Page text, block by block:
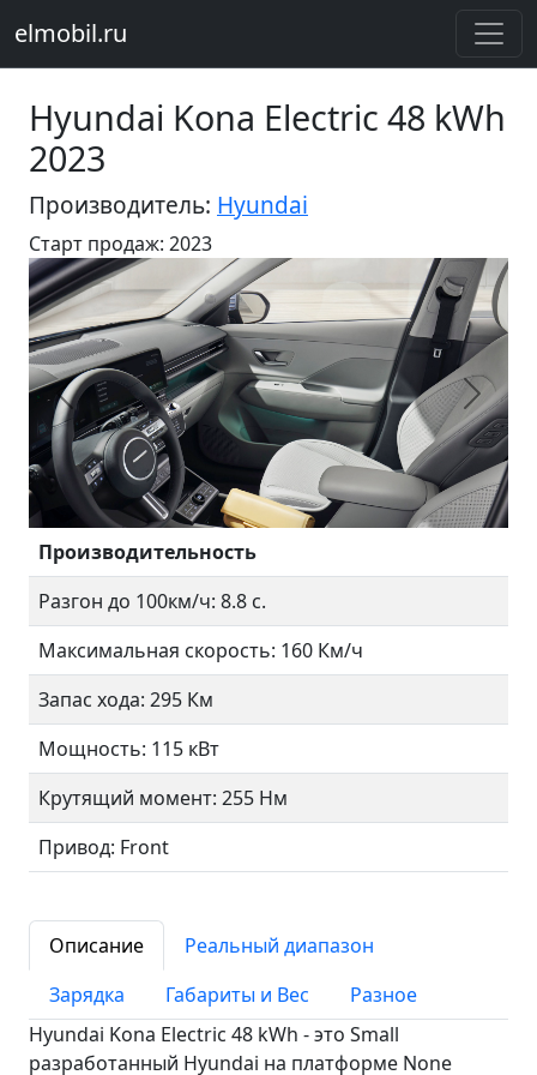
elmobil.ru
Hyundai Kona Electric 48 kWh
2023
Производитель: Hyundai
Старт продаж: 2023
Предыдущий
Производительность
Разгон до 100км/ч: 8.8 с.
Максимальная скорость: 160 Км/ч
Запас хода: 295 Км
Мощность: 115 кВт
Крутящий момент: 255 Нм
Привод: Front
Описание
Реальный диапазон
Зарядка
Габариты и Вес
Разное
Hyundai Kona Electric 48 kWh - это Small
разработанный Hyundai на платформе None